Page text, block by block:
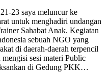
23 saya meluncur ke
untuk menghadiri undangan
Sahabat Anak. Kegiatan
sebuah NGO yang
di daerah-daerah terpencil
sesi materi Public
di Gedung PKK…